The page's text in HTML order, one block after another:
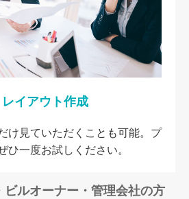
イアウト作成
け見ていただくことも可能。プ
ひ一度お試しください。
ビルオーナー・管理会社の方